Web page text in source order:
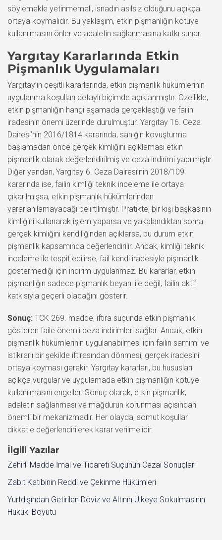
söylemekle yetinmemeli, isnadın asılsız olduğunu açıkça
ortaya koymalıdır. Bu yaklaşım, etkin pişmanlığın kötüye
kullanılmasını önler ve adaletin sağlanmasına katkı sunar.
Yargıtay Kararlarında Etkin
Pişmanlık Uygulamaları
Yargıtay’ın çeşitli kararlarında, etkin pişmanlık hükümlerinin
uygulanma koşulları detaylı biçimde açıklanmıştır. Özellikle,
etkin pişmanlığın hangi aşamada gerçekleştiği ve failin
iradesinin önemi üzerinde durulmuştur. Yargıtay 16. Ceza
Dairesi’nin 2016/1814 kararında, sanığın kovuşturma
başlamadan önce gerçek kimliğini açıklaması etkin
pişmanlık olarak değerlendirilmiş ve ceza indirimi yapılmıştır.
Diğer yandan, Yargıtay 6. Ceza Dairesi’nin 2018/109
kararında ise, failin kimliği teknik inceleme ile ortaya
çıkarılmışsa, etkin pişmanlık hükümlerinden
yararlanılamayacağı belirtilmiştir. Pratikte, bir kişi başkasının
kimliğini kullanarak işlem yaparsa ve yakalandıktan sonra
gerçek kimliğini kendiliğinden açıklarsa, bu durum etkin
pişmanlık kapsamında değerlendirilir. Ancak, kimliği teknik
inceleme ile tespit edilirse, fail kendi iradesiyle pişmanlık
göstermediği için indirim uygulanmaz. Bu kararlar, etkin
pişmanlığın sadece pişmanlık beyanı ile değil, failin aktif
katkısıyla geçerli olacağını gösterir.
Sonuç: TCK 269. madde, iftira suçunda etkin pişmanlık
gösteren faile önemli ceza indirimleri sağlar. Ancak, etkin
pişmanlık hükümlerinin uygulanabilmesi için failin samimi ve
istikrarlı bir şekilde iftirasından dönmesi, gerçek iradesini
ortaya koyması gerekir. Yargıtay kararları, bu hususları
açıkça vurgular ve uygulamada etkin pişmanlığın kötüye
kullanılmasını engeller. Sonuç olarak, etkin pişmanlık,
adaletin sağlanması ve mağdurun korunması açısından
önemli bir mekanizmadır. Her olayda, somut koşullar
dikkatle değerlendirilerek karar verilmelidir.
İlgili Yazılar
Zehirli Madde İmal ve Ticareti Suçunun Cezai Sonuçları
Zabıt Katibinin Reddi ve Çekinme Hükümleri
Yurtdışından Getirilen Döviz ve Altının Ülkeye Sokulmasının
Hukuki Boyutu